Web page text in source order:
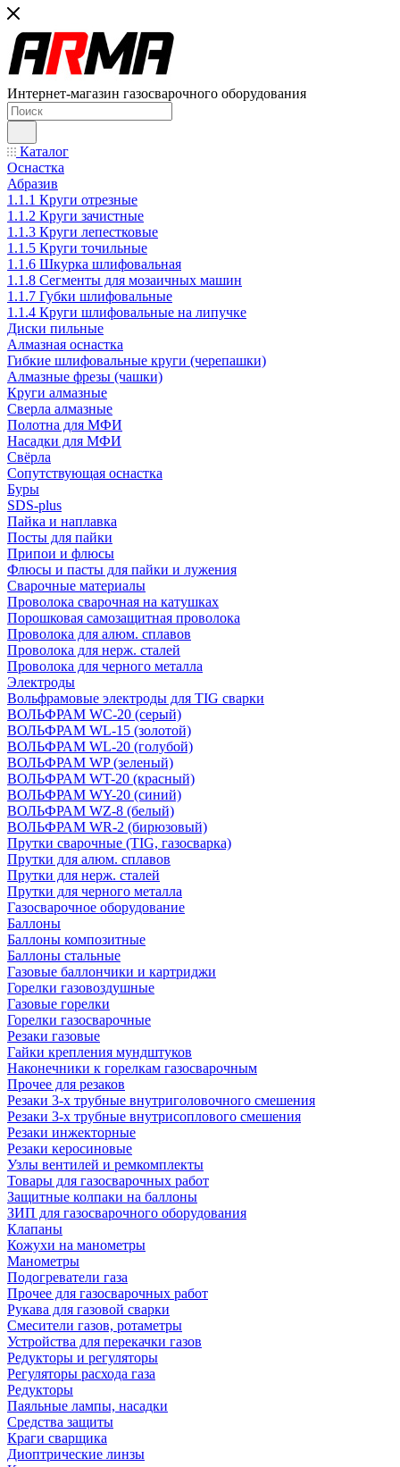
Интернет-магазин газосварочного оборудования
Каталог
Оснастка
Абразив
1.1.1 Круги отрезные
1.1.2 Круги зачистные
1.1.3 Круги лепестковые
1.1.5 Круги точильные
1.1.6 Шкурка шлифовальная
1.1.8 Сегменты для мозаичных машин
1.1.7 Губки шлифовальные
1.1.4 Круги шлифовальные на липучке
Диски пильные
Алмазная оснастка
Гибкие шлифовальные круги (черепашки)
Алмазные фрезы (чашки)
Круги алмазные
Сверла алмазные
Полотна для МФИ
Насадки для МФИ
Свёрла
Сопутствующая оснастка
Буры
SDS-plus
Пайка и наплавка
Посты для пайки
Припои и флюсы
Флюсы и пасты для пайки и лужения
Сварочные материалы
Проволока сварочная на катушках
Порошковая самозащитная проволока
Проволока для алюм. сплавов
Проволока для нерж. сталей
Проволока для черного металла
Электроды
Вольфрамовые электроды для TIG сварки
ВОЛЬФРАМ WC-20 (серый)
ВОЛЬФРАМ WL-15 (золотой)
ВОЛЬФРАМ WL-20 (голубой)
ВОЛЬФРАМ WP (зеленый)
ВОЛЬФРАМ WT-20 (красный)
ВОЛЬФРАМ WY-20 (синий)
ВОЛЬФРАМ WZ-8 (белый)
ВОЛЬФРАМ WR-2 (бирюзовый)
Прутки сварочные (TIG, газосварка)
Прутки для алюм. сплавов
Прутки для нерж. сталей
Прутки для черного металла
Газосварочное оборудование
Баллоны
Баллоны композитные
Баллоны стальные
Газовые баллончики и картриджи
Горелки газовоздушные
Газовые горелки
Горелки газосварочные
Резаки газовые
Гайки крепления мундштуков
Наконечники к горелкам газосварочным
Прочее для резаков
Резаки 3-х трубные внутриголовочного смешения
Резаки 3-х трубные внутрисоплового смешения
Резаки инжекторные
Резаки керосиновые
Узлы вентилей и ремкомплекты
Товары для газосварочных работ
Защитные колпаки на баллоны
ЗИП для газосварочного оборудования
Клапаны
Кожухи на манометры
Манометры
Подогреватели газа
Прочее для газосварочных работ
Рукава для газовой сварки
Смесители газов, ротаметры
Устройства для перекачки газов
Редукторы и регуляторы
Регуляторы расхода газа
Редукторы
Паяльные лампы, насадки
Средства защиты
Краги сварщика
Диоптрические линзы